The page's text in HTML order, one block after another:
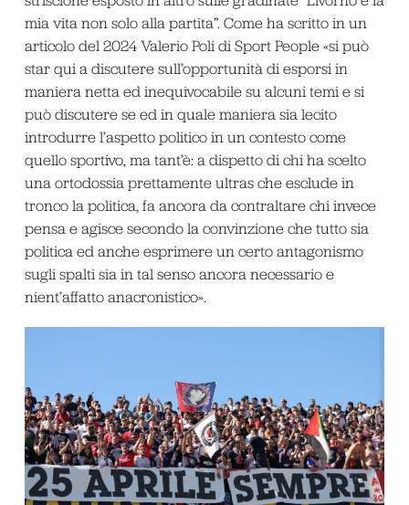
mia vita non solo alla partita”. Come ha scritto in un
articolo del 2024 Valerio Poli di Sport People «si può
star qui a discutere sull’opportunità di esporsi in
maniera netta ed inequivocabile su alcuni temi e si
può discutere se ed in quale maniera sia lecito
introdurre l’aspetto politico in un contesto come
quello sportivo, ma tant’è: a dispetto di chi ha scelto
una ortodossia prettamente ultras che esclude in
tronco la politica, fa ancora da contraltare chi invece
pensa e agisce secondo la convinzione che tutto sia
politica ed anche esprimere un certo antagonismo
sugli spalti sia in tal senso ancora necessario e
nient’affatto anacronistico».